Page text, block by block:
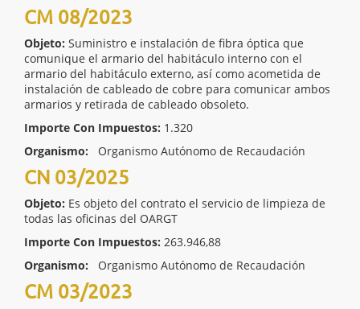
CM 08/2023
Objeto: Suministro e instalación de fibra óptica que
comunique el armario del habitáculo interno con el
armario del habitáculo externo, así como acometida de
instalación de cableado de cobre para comunicar ambos
armarios y retirada de cableado obsoleto.
Importe Con Impuestos: 1.320
Organismo:
Organismo Autónomo de Recaudación
CN 03/2025
Objeto: Es objeto del contrato el servicio de limpieza de
todas las oficinas del OARGT
Importe Con Impuestos: 263.946,88
Organismo:
Organismo Autónomo de Recaudación
CM 03/2023